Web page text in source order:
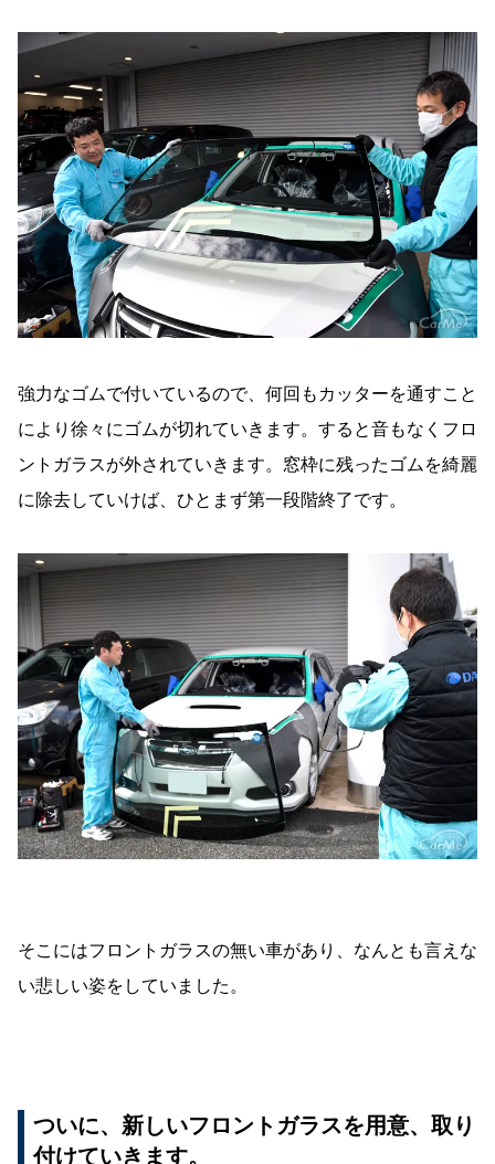
強力なゴムで付いているので、何回もカッターを通すこと
により徐々にゴムが切れていきます。すると音もなくフロ
ントガラスが外されていきます。窓枠に残ったゴムを綺麗
に除去していけば、ひとまず第一段階終了です。
そこにはフロントガラスの無い車があり、なんとも言えな
い悲しい姿をしていました。
ついに、新しいフロントガラスを用意、取り
付けていきます。